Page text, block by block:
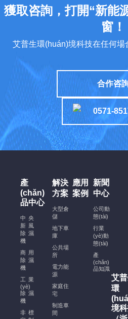
裝
能
現
高
能
效
運
行
酒
濕
空
(diào)
(guī)
范、
獲取咨詢，打開“新能
窗！
艾普生環(huán)境科技在任何場
合作咨
0571-
產
(chǎn)
品中心
中央
新風
除濕
機
商用
除濕
機
工業
(yè)
除濕
機
非標
解決
方案
大型倉
儲
地下車
庫
公共場
所
電力能
源
家庭住
宅
制造車
間
應用
案例
新聞
中心
公司動
態(tài)
行業
(yè)動
態(tài)
產
(chǎn)
品知識
艾
環
境